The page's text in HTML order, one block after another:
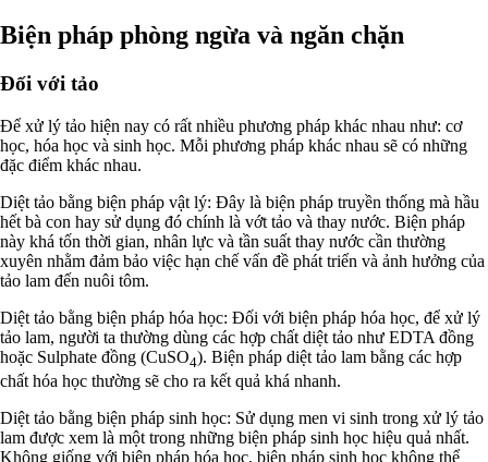
Biện pháp phòng ngừa và ngăn chặn
Đối với tảo
Để xử lý tảo hiện nay có rất nhiều phương pháp khác nhau như: cơ
học, hóa học và sinh học. Mỗi phương pháp khác nhau sẽ có những
đặc điểm khác nhau.
Diệt tảo bằng biện pháp vật lý: Đây là biện pháp truyền thống mà hầu
hết bà con hay sử dụng đó chính là vớt tảo và thay nước. Biện pháp
này khá tốn thời gian, nhân lực và tần suất thay nước cần thường
xuyên nhằm đảm bảo việc hạn chế vấn đề phát triển và ảnh hưởng của
tảo lam đến nuôi tôm.
Diệt tảo bằng biện pháp hóa học: Đối với biện pháp hóa học, để xử lý
tảo lam, người ta thường dùng các hợp chất diệt tảo như EDTA đồng
hoặc Sulphate đồng (CuSO4). Biện pháp diệt tảo lam bằng các hợp
chất hóa học thường sẽ cho ra kết quả khá nhanh.
Diệt tảo bằng biện pháp sinh học: Sử dụng men vi sinh trong xử lý tảo
lam được xem là một trong những biện pháp sinh học hiệu quả nhất.
Không giống với biện pháp hóa học, biện pháp sinh học không thể